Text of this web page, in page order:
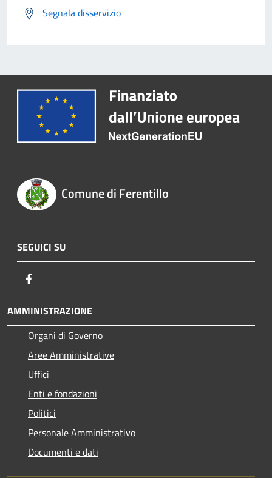
Segnala disservizio
Comune di Ferentillo
SEGUICI SU
AMMINISTRAZIONE
Organi di Governo
Aree Amministrative
Uffici
Enti e fondazioni
Politici
Personale Amministrativo
Documenti e dati